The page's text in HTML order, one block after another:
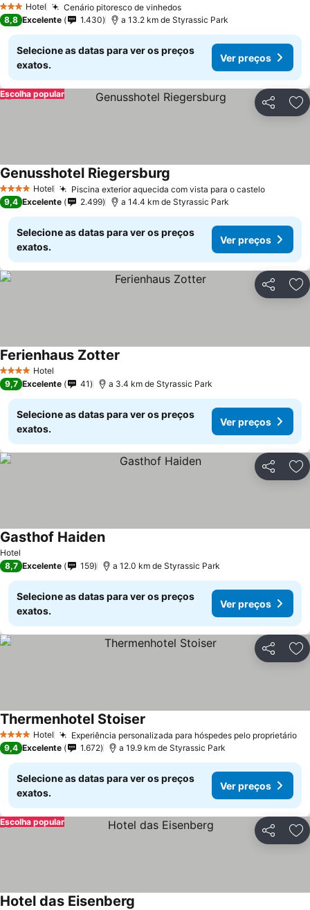
3 EstrelasHotel Cenário pitoresco de vinhedos
8,8 Excelente 1.430 a 13.2 km de Styrassic Park
Selecione as datas para ver os preços
exatos.
Ver preços
Partilhar
Escolha popular
4 EstrelasHotel Piscina exterior aquecida com vista para o castelo
Genusshotel Riegersburg
9,4 Excelente 2.499 a 14.4 km de Styrassic Park
Selecione as datas para ver os preços
exatos.
Ver preços
Partilhar
4 EstrelasHotel
Ferienhaus Zotter
9,7 Excelente 41 a 3.4 km de Styrassic Park
Selecione as datas para ver os preços
exatos.
Ver preços
Partilhar
Hotel
Gasthof Haiden
8,7 Excelente 159 a 12.0 km de Styrassic Park
Selecione as datas para ver os preços
exatos.
Ver preços
Partilhar
4 EstrelasHotel Experiência personalizada para hóspedes pelo proprietário
Thermenhotel Stoiser
9,4 Excelente 1.672 a 19.9 km de Styrassic Park
Selecione as datas para ver os preços
exatos.
Ver preços
Partilhar
Escolha popular
Hotel das Eisenberg